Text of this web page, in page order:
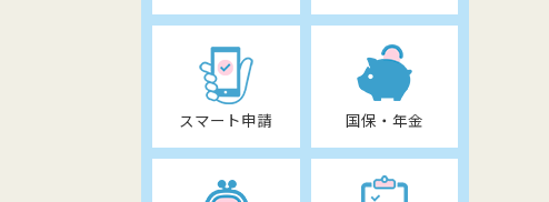
スマート申請 国保・年金